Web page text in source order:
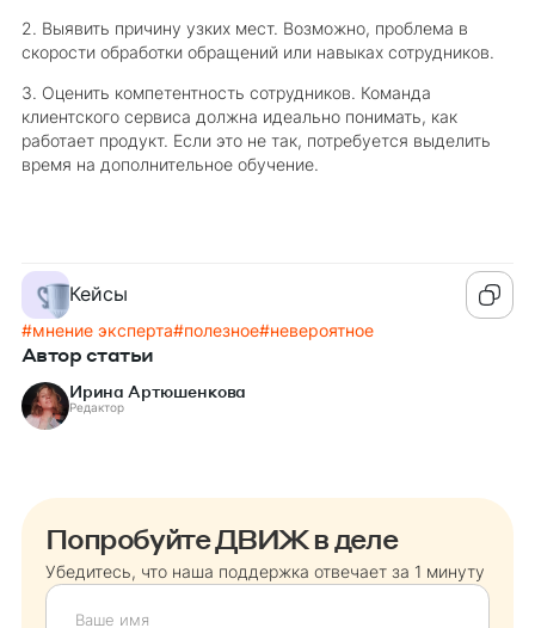
2. Выявить причину узких мест. Возможно, проблема в
скорости обработки обращений или навыках сотрудников.
3. Оценить компетентность сотрудников. Команда
клиентского сервиса должна идеально понимать, как
работает продукт. Если это не так, потребуется выделить
время на дополнительное обучение.
Кейсы
#мнение эксперта#полезное#невероятное
Автор статьи
Ирина Артюшенкова
Редактор
Попробуйте ДВИЖ в деле
Убедитесь, что наша поддержка отвечает за 1 минуту